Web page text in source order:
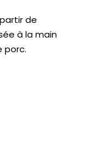
de
à la main
porc.